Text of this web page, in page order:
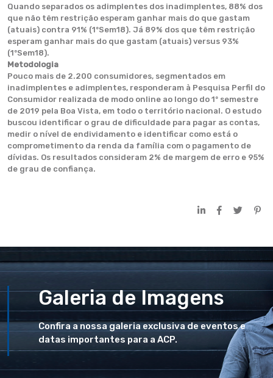
Quando separados os adimplentes dos inadimplentes, 88% dos
que não têm restrição esperam ganhar mais do que gastam
(atuais) contra 91% (1ºSem18). Já 89% dos que têm restrição
esperam ganhar mais do que gastam (atuais) versus 93%
(1ºSem18).
Metodologia
Pouco mais de 2.200 consumidores, segmentados em
inadimplentes e adimplentes, responderam à Pesquisa Perfil do
Consumidor realizada de modo online ao longo do 1º semestre
de 2019 pela Boa Vista, em todo o território nacional. O estudo
buscou identificar o grau de dificuldade para pagar as contas,
medir o nível de endividamento e identificar como está o
comprometimento da renda da família com o pagamento de
dívidas. Os resultados consideram 2% de margem de erro e 95%
de grau de confiança.
Galeria de Imagens
Confira a nossa galeria exclusiva de eventos e
datas importantes para a ACP.